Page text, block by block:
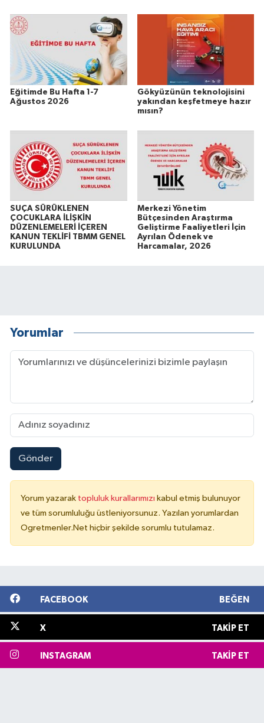
Eğitimde Bu Hafta 1-7
Ağustos 2026
Gökyüzünün teknolojisini
yakından keşfetmeye hazır
mısın?
SUÇA SÜRÜKLENEN
ÇOCUKLARA İLİŞKİN
DÜZENLEMELERİ İÇEREN
KANUN TEKLİFİ TBMM GENEL
KURULUNDA
Merkezi Yönetim
Bütçesinden Araştırma
Geliştirme Faaliyetleri İçin
Ayrılan Ödenek ve
Harcamalar, 2026
Yorumlar
Gönder
Yorum yazarak topluluk kurallarımızı kabul etmiş bulunuyor
ve tüm sorumluluğu üstleniyorsunuz. Yazılan yorumlardan
Ogretmenler.Net hiçbir şekilde sorumlu tutulamaz.
FACEBOOK BEĞEN
X TAKIP ET
INSTAGRAM TAKIP ET